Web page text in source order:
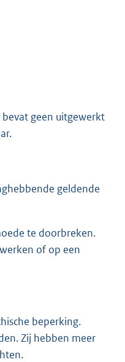
geen uitgewerkt
geldende
te doorbreken.
of op een
beperking.
Zij hebben meer